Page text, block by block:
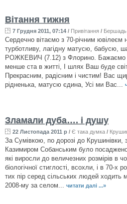
Вітання тижня
7 Грудня 2011, 07:14 / Привітання / Бершадь
Сердечно вітаємо з 70-річним ювілеєм
турботливу, лагідну матусю, бабусю,
РОЖКЕВИЧ (7.12) з Флорино. Бажаємо
менше ста в житті, І шлях Ваш буде
Прекрасним, радісним і чистим! Вас
рідненька, матусю єдина, Усі ми Вас...
Зламали дуба…. і душу
22 Листопада 2011 р / Є така думка /
За Сумівкою, по дорозі до
Казимиром Собанським було посаджено
які виросли до величезних розмірів в
біологічної стиглості, всохли, і в 70-х
тих пір серед сільських людей ходить
2008-му за селом... читати далі ...»